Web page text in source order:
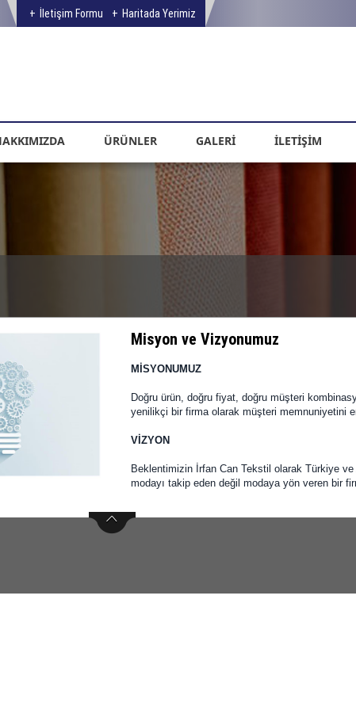
İletişim Formu Haritada Yerimiz
ÜRÜNLER GALERİ İLETİŞİM
Misyon ve Vizyonumuz
MİSYONUMUZ
Doğru ürün, doğru fiyat, doğru müşteri
yenilikçi bir firma olarak müşteri memnuniyetini
VİZYON
Beklentimizin İrfan Can Tekstil olarak Türkiye
modayı takip eden değil modaya yön veren bir